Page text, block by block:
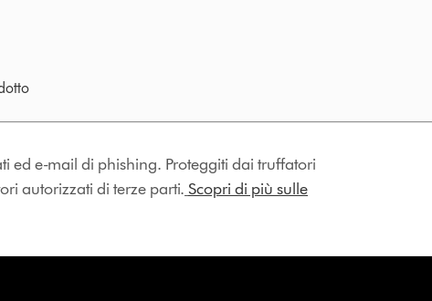
ed e-mail di phishing. Proteggiti dai truffatori
autorizzati di terze parti. Scopri di più sulle